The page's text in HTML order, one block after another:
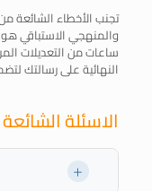
تجنب الأخطاء الشائعة
والمنهجي الاستباقي
ساعات من التعديلات
النهائية على رسالتك
الاسئلة الشائعة